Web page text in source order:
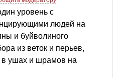
уровень с
людей на
и буйволиного
из веток и перьев,
в ушах и шрамов на